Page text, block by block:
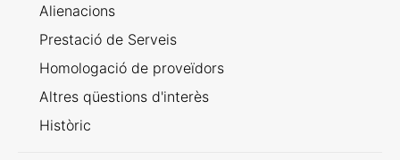
Alienacions
Prestació de Serveis
Homologació de proveïdors
Altres qüestions d'interès
Històric